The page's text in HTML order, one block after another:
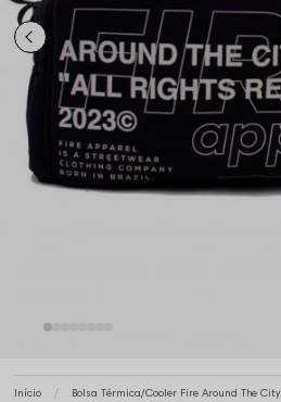
Início Bolsa Térmica/Cooler Fire Around The City